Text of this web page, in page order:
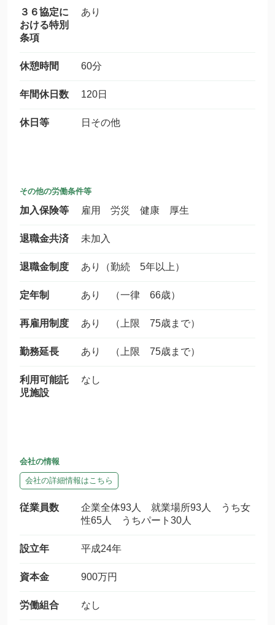
３６協定に
おける特別
条項
あり
休憩時間 60分
年間休日数 120日
休日等 日その他
その他の労働条件等
加入保険等 雇用 労災 健康 厚生
退職金共済 未加入
退職金制度 あり（勤続 5年以上）
定年制 あり （一律 66歳）
再雇用制度 あり （上限 75歳まで）
勤務延長 あり （上限 75歳まで）
利用可能託
児施設
なし
会社の情報
会社の詳細情報はこちら
従業員数
企業全体93人 就業場所93人 うち女
性65人 うちパート30人
設立年 平成24年
資本金 900万円
労働組合 なし